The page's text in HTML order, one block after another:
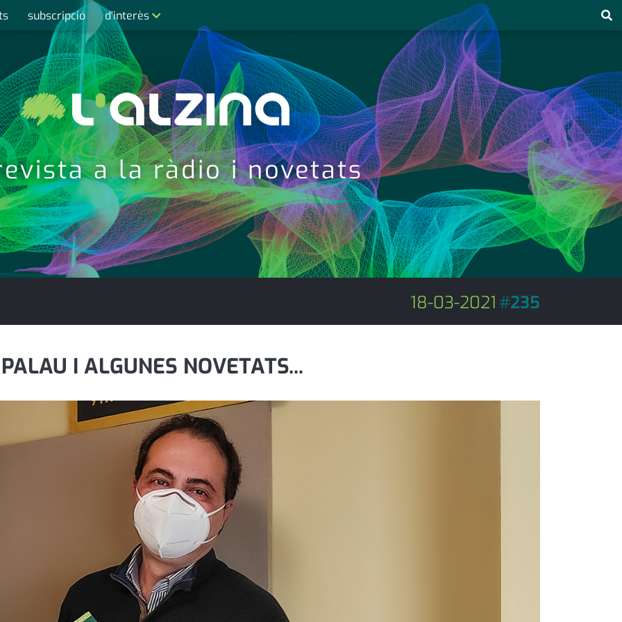
subscripció d'interès
contacte
farmàcies
telèfons
calendari
a la ràdio i novetats
18-03-2021 #235
I ALGUNES NOVETATS...